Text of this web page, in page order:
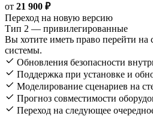
от 21 900 ₽
Переход на новую версию
Тип 2 — привилегированные
Вы хотите иметь право перейти
системы.
Обновления безопасности
Поддержка при установке и
Моделирование сценариев на
Прогноз совместимости
Переход на следующее